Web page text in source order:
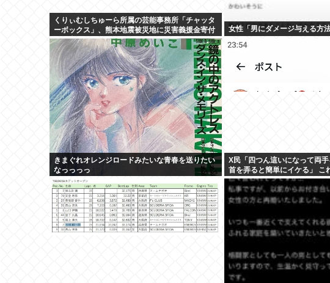
くりぃむしちゅーら所属の芸能事務所「チャッタ
ーボックス」、熊本地震被災地に災害義援金寄付
を発表
女性「男にダメージ与える方
きまぐれオレンジロードみたいな青春を送りたい
なっっっっ
X民「四つん這いになって両
首を弄ると簡単にイケる」 こ
イ